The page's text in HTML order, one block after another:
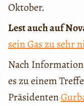
Oktober.
Lest auch auf
sein Gas zu sehr
Nach
es zu einem
Präsidenten